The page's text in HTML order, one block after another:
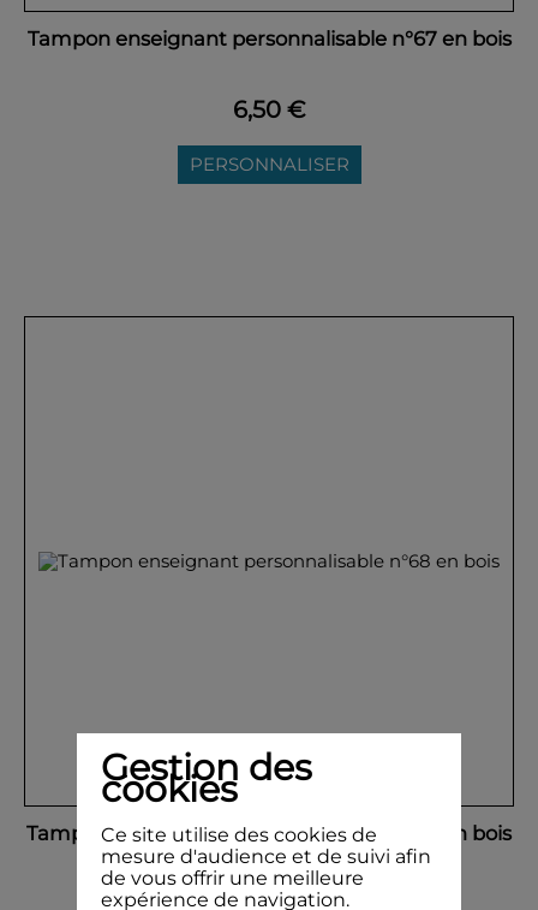
Tampon enseignant personnalisable n°67 en bois
6,50 €
PERSONNALISER
Tampon enseignant personnalisable n°68 en bois
6,50 €
Gestion des
cookies
Ce site utilise des cookies de
mesure d'audience et de suivi afin
de vous offrir une meilleure
expérience de navigation.